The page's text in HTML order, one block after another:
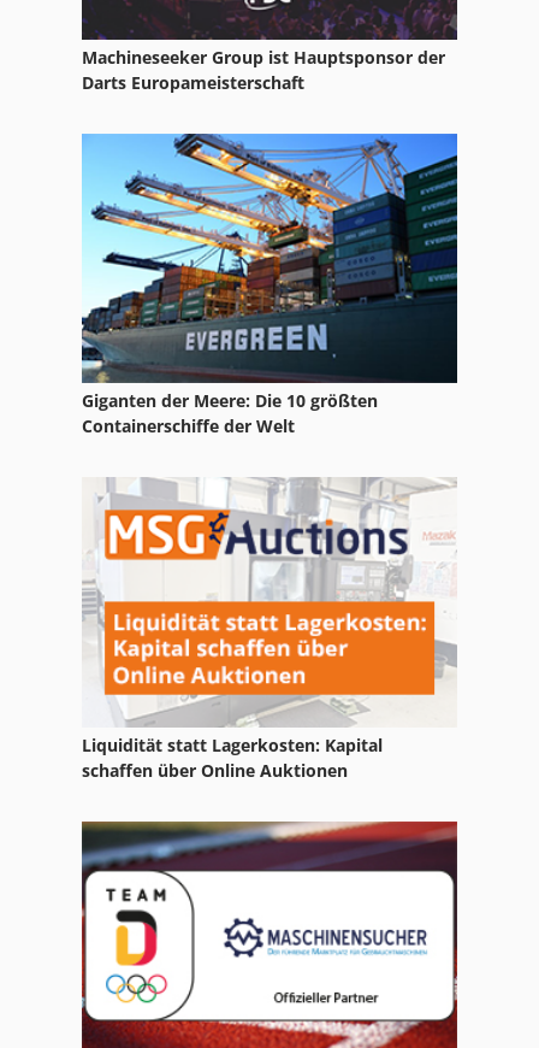
Kfz Scherenhebebuehne
Kurzhobler Ubk
Lkw Arbeitsbühne
Mobile Hebebühne
Niftylift Arbeitsbühne
Omcn Hebebuehne
Scherenarbeitsbühne
Scherenbuehne
Scherenbühnen
Scherenhebebuehne
Scherenhebebühne
Machineseeker Group ist Hauptsponsor der
Darts Europameisterschaft
Giganten der Meere: Die 10 größten
Containerschiffe der Welt
Liquidität statt Lagerkosten: Kapital
schaffen über Online Auktionen